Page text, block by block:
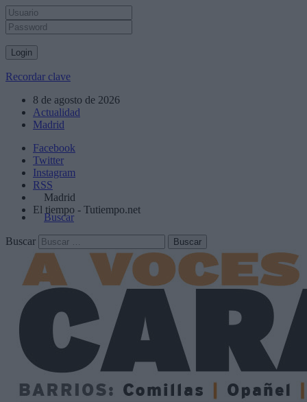
Recordar clave
8 de agosto de 2026
Actualidad
Madrid
Facebook
Twitter
Instagram
RSS
Madrid
El tiempo - Tutiempo.net
Buscar
Buscar